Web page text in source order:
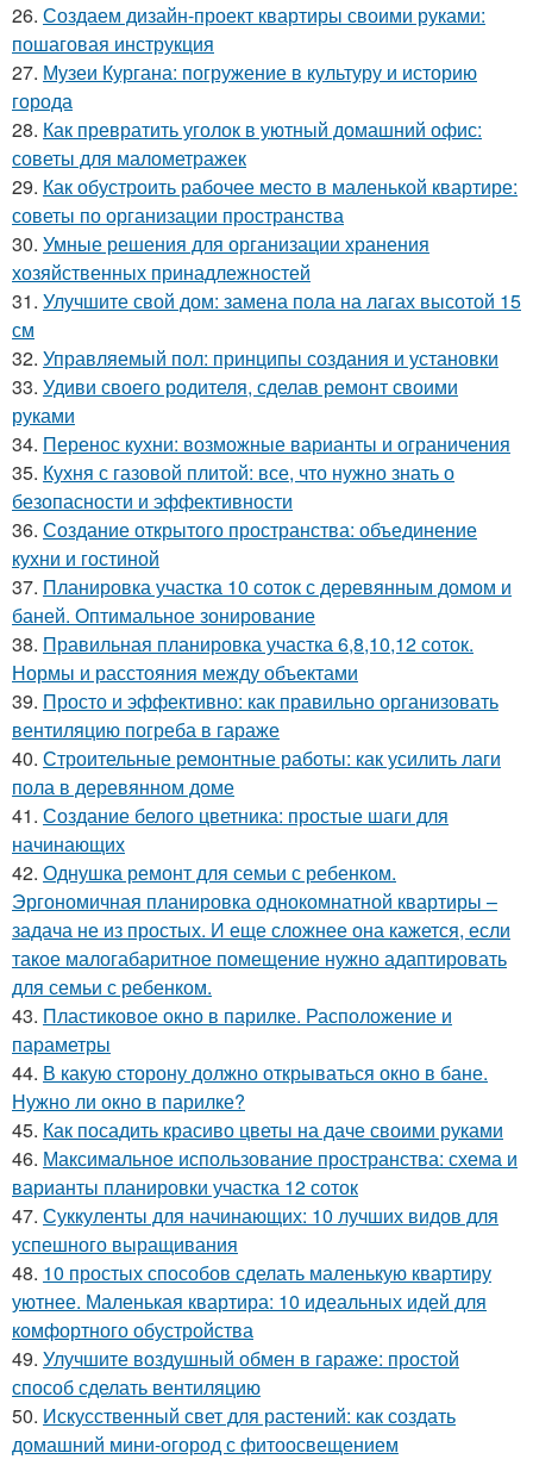
26. Создаем дизайн-проект квартиры своими руками:
пошаговая инструкция
27. Музеи Кургана: погружение в культуру и историю
города
28. Как превратить уголок в уютный домашний офис:
советы для малометражек
29. Как обустроить рабочее место в маленькой квартире:
советы по организации пространства
30. Умные решения для организации хранения
хозяйственных принадлежностей
31. Улучшите свой дом: замена пола на лагах высотой 15
см
32. Управляемый пол: принципы создания и установки
33. Удиви своего родителя, сделав ремонт своими
руками
34. Перенос кухни: возможные варианты и ограничения
35. Кухня с газовой плитой: все, что нужно знать о
безопасности и эффективности
36. Создание открытого пространства: объединение
кухни и гостиной
37. Планировка участка 10 соток с деревянным домом и
баней. Оптимальное зонирование
38. Правильная планировка участка 6,8,10,12 соток.
Нормы и расстояния между объектами
39. Просто и эффективно: как правильно организовать
вентиляцию погреба в гараже
40. Строительные ремонтные работы: как усилить лаги
пола в деревянном доме
41. Создание белого цветника: простые шаги для
начинающих
42. Однушка ремонт для семьи с ребенком.
Эргономичная планировка однокомнатной квартиры –
задача не из простых. И еще сложнее она кажется, если
такое малогабаритное помещение нужно адаптировать
для семьи с ребенком.
43. Пластиковое окно в парилке. Расположение и
параметры
44. В какую сторону должно открываться окно в бане.
Нужно ли окно в парилке?
45. Как посадить красиво цветы на даче своими руками
46. Максимальное использование пространства: схема и
варианты планировки участка 12 соток
47. Суккуленты для начинающих: 10 лучших видов для
успешного выращивания
48. 10 простых способов сделать маленькую квартиру
уютнее. Маленькая квартира: 10 идеальных идей для
комфортного обустройства
49. Улучшите воздушный обмен в гараже: простой
способ сделать вентиляцию
50. Искусственный свет для растений: как создать
домашний мини-огород с фитоосвещением